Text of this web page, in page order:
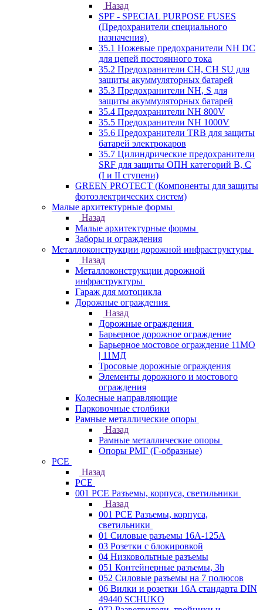
Назад
SPF - SPECIAL PURPOSE FUSES
(Предохранители специального
назначения)
35.1 Ножевые предохранители NH DC
для цепей постоянного тока
35.2 Предохранители CH, CH SU для
защиты акуммуляторных батарей
35.3 Предохранители NH, S для
защиты акуммуляторных батарей
35.4 Предохранители NH 800V
35.5 Предохранители NH 1000V
35.6 Предохранители TRB для защиты
батарей электрокаров
35.7 Цилиндрические предохранители
SRF для защиты ОПН категорий B, C
(I и II ступени)
GREEN PROTECT (Компоненты для защиты
фотоэлектрических систем)
Малые архитектурные формы
Назад
Малые архитектурные формы
Заборы и ограждения
Металлоконструкции дорожной инфраструктуры
Назад
Металлоконструкции дорожной
инфраструктуры
Гараж для мотоцикла
Дорожные ограждения
Назад
Дорожные ограждения
Барьерное дорожное ограждение
Барьерное мостовое ограждение 11МО
| 11МД
Тросовые дорожные ограждения
Элементы дорожного и мостового
ограждения
Колесные направляющие
Парковочные столбики
Рамные металлические опоры
Назад
Рамные металлические опоры
Опоры РМГ (Г-образные)
PCE
Назад
PCE
001 PCE Разъемы, корпуса, светильники
Назад
001 PCE Разъемы, корпуса,
светильники
01 Силовые разъемы 16А-125А
03 Розетки с блокировкой
04 Низковольтные разъемы
051 Контейнерные разъемы, 3h
052 Силовые разъемы на 7 полюсов
06 Вилки и розетки 16A стандарта DIN
49440 SCHUKO